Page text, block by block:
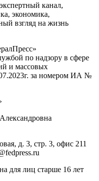
канал,
экономика,
взгляд на жизнь
по надзору в сфере
и массовых
за номером ИА №
д. 3, стр. 3, офис 211
для лиц старше 16 лет